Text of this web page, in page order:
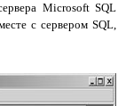
Microsoft SQL
с сервером SQL,